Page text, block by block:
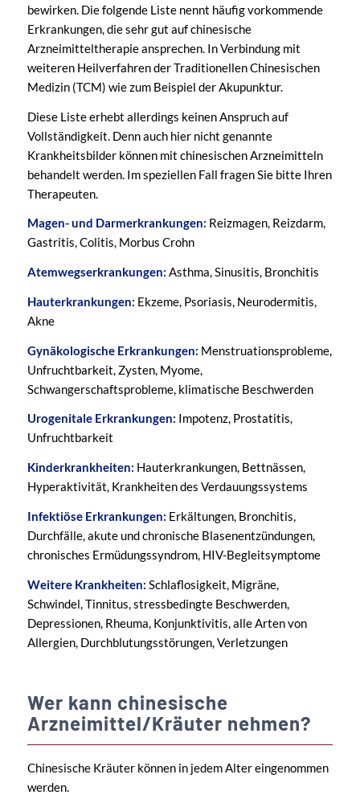
bewirken. Die folgende Liste nennt häufig vorkommende
Erkrankungen, die sehr gut auf chinesische
Arzneimitteltherapie ansprechen. In Verbindung mit
weiteren Heilverfahren der Traditionellen Chinesischen
Medizin (TCM) wie zum Beispiel der Akupunktur.
Diese Liste erhebt allerdings keinen Anspruch auf
Vollständigkeit. Denn auch hier nicht genannte
Krankheitsbilder können mit chinesischen Arzneimitteln
behandelt werden. Im speziellen Fall fragen Sie bitte Ihren
Therapeuten.
Magen- und Darmerkrankungen: Reizmagen, Reizdarm,
Gastritis, Colitis, Morbus Crohn
Atemwegserkrankungen: Asthma, Sinusitis, Bronchitis
Hauterkrankungen: Ekzeme, Psoriasis, Neurodermitis,
Akne
Gynäkologische Erkrankungen: Menstruationsprobleme,
Unfruchtbarkeit, Zysten, Myome,
Schwangerschaftsprobleme, klimatische Beschwerden
Urogenitale Erkrankungen: Impotenz, Prostatitis,
Unfruchtbarkeit
Kinderkrankheiten: Hauterkrankungen, Bettnässen,
Hyperaktivität, Krankheiten des Verdauungssystems
Infektiöse Erkrankungen: Erkältungen, Bronchitis,
Durchfälle, akute und chronische Blasenentzündungen,
chronisches Ermüdungssyndrom, HIV-Begleitsymptome
Weitere Krankheiten: Schlaflosigkeit, Migräne,
Schwindel, Tinnitus, stressbedingte Beschwerden,
Depressionen, Rheuma, Konjunktivitis, alle Arten von
Allergien, Durchblutungsstörungen, Verletzungen
Wer kann chinesische
Arzneimittel/Kräuter nehmen?
Chinesische Kräuter können in jedem Alter eingenommen
werden.